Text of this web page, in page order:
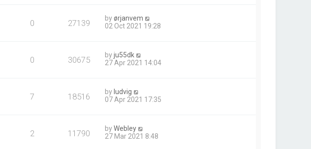
0 27139 byørjanvem
02 Oct 2021 19:28
0 30675 byju55dk
27 Apr 2021 14:04
7 18516 by ludvig
07 Apr 2021 17:35
2 11790 byWebley
27 Mar 2021 8:48